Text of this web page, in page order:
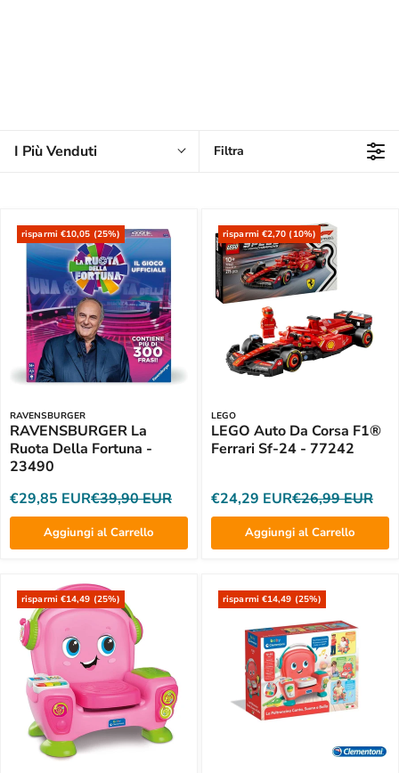
I Più Venduti Filtra
risparmi €10,05 (25%)
RAVENSBURGER
RAVENSBURGER La
Ruota Della Fortuna -
23490
€29,85 EUR€39,90 EUR
Aggiungi al Carrello
risparmi €2,70 (10%)
LEGO
LEGO Auto Da Corsa F1®
Ferrari Sf-24 - 77242
€24,29 EUR€26,99 EUR
Aggiungi al Carrello
risparmi €14,49 (25%) risparmi €14,49 (25%)